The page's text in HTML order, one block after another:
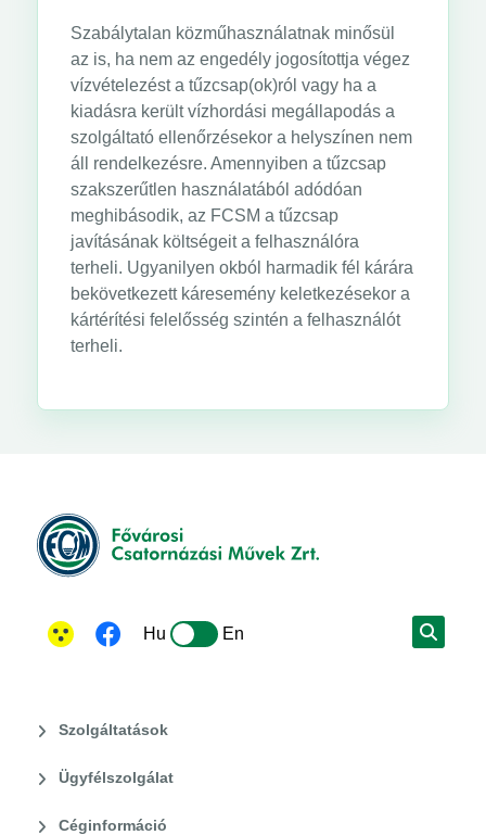
Szabálytalan közműhasználatnak minősül
az is, ha nem az engedély jogosítottja végez
vízvételezést a tűzcsap(ok)ról vagy ha a
kiadásra került vízhordási megállapodás a
szolgáltató ellenőrzésekor a helyszínen nem
áll rendelkezésre. Amennyiben a tűzcsap
szakszerűtlen használatából adódóan
meghibásodik, az FCSM a tűzcsap
javításának költségeit a felhasználóra
terheli. Ugyanilyen okból harmadik fél kárára
bekövetkezett káresemény keletkezésekor a
kártérítési felelősség szintén a felhasználót
terheli.
Hu En
Szolgáltatások
Ügyfélszolgálat
Céginformáció